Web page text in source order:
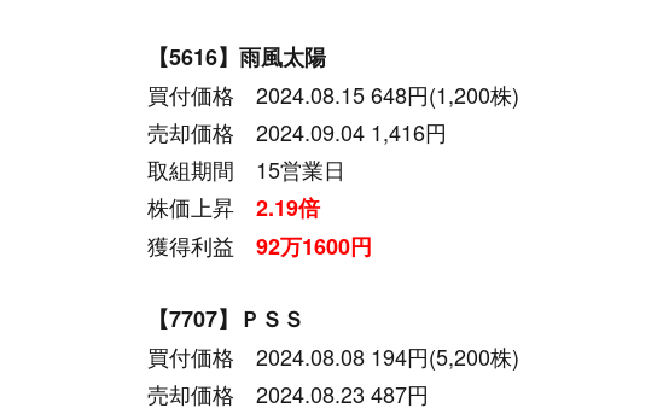
【5616】雨風太陽
買付価格 2024.08.15 648円(1,200株)
売却価格 2024.09.04 1,416円
取組期間 15営業日
株価上昇 2.19倍
獲得利益 92万1600円
【7707】ＰＳＳ
買付価格 2024.08.08 194円(5,200株)
売却価格 2024.08.23 487円